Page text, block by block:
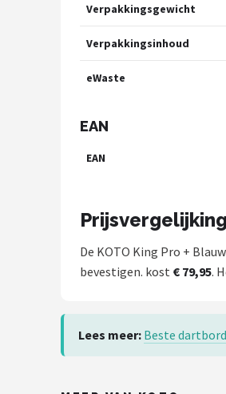
Verpakkingsgewicht
Verpakkingsinhoud
eWaste
EAN
EAN
De KOTO King Pro +
bevestigen. kost € 79,95.
Lees meer: Beste